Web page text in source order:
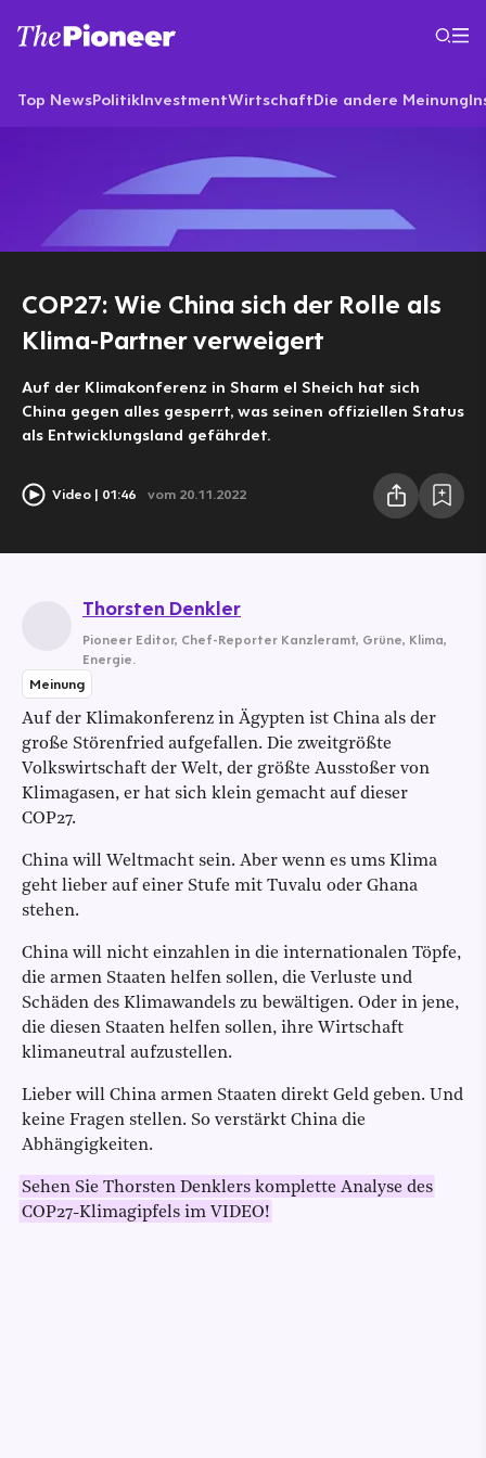
Top NewsPolitikInvestmentWirtschaftDie andere Meinung
COP27: Wie China sich der Rolle als
Klima-Partner verweigert
Auf der Klimakonferenz in Sharm el Sheich hat sich
China gegen alles gesperrt, was seinen offiziellen Status
als Entwicklungsland gefährdet.
Video 01:46 vom 20.11.2022
Thorsten Denkler
Pioneer Editor, Chef-Reporter Kanzleramt, Grüne, Klima,
Energie.
Meinung
Auf der Klimakonferenz in Ägypten ist China als der
große Störenfried aufgefallen. Die zweitgrößte
Volkswirtschaft der Welt, der größte Ausstoßer von
Klimagasen, er hat sich klein gemacht auf dieser
COP27.
China will Weltmacht sein. Aber wenn es ums Klima
geht lieber auf einer Stufe mit Tuvalu oder Ghana
stehen.
China will nicht einzahlen in die internationalen Töpfe,
die armen Staaten helfen sollen, die Verluste und
Schäden des Klimawandels zu bewältigen. Oder in jene,
die diesen Staaten helfen sollen, ihre Wirtschaft
klimaneutral aufzustellen.
Lieber will China armen Staaten direkt Geld geben. Und
keine Fragen stellen. So verstärkt China die
Abhängigkeiten.
Sehen Sie Thorsten Denklers komplette Analyse des
COP27-Klimagipfels im VIDEO!